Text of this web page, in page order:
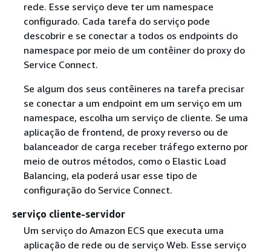
rede. Esse serviço deve ter um namespace
configurado. Cada tarefa do serviço pode
descobrir e se conectar a todos os endpoints do
namespace por meio de um contêiner do proxy do
Service Connect.
Se algum dos seus contêineres na tarefa precisar
se conectar a um endpoint em um serviço em um
namespace, escolha um serviço de cliente. Se uma
aplicação de frontend, de proxy reverso ou de
balanceador de carga receber tráfego externo por
meio de outros métodos, como o Elastic Load
Balancing, ela poderá usar esse tipo de
configuração do Service Connect.
serviço cliente-servidor
Um serviço do Amazon ECS que executa uma
aplicação de rede ou de serviço Web. Esse serviço